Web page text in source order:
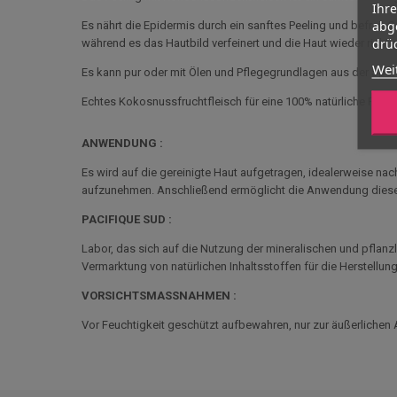
Es nährt die Epidermis durch ein sanftes Peeling und befreit
während es das Hautbild verfeinert und die Haut wieder
Es kann pur oder mit Ölen und Pflegegrundlagen aus der
Echtes Kokosnussfruchtfleisch für eine 100% natürliche Pflege.
ANWENDUNG :
Es wird auf die gereinigte Haut aufgetragen, idealerweise
aufzunehmen. Anschließend ermöglicht die Anwendung
PACIFIQUE SUD :
Labor, das sich auf die Nutzung der mineralischen und
Vermarktung von natürlichen Inhaltsstoffen für die
VORSICHTSMASSNAHMEN :
Vor Feuchtigkeit geschützt aufbewahren, nur zur äußerlichen